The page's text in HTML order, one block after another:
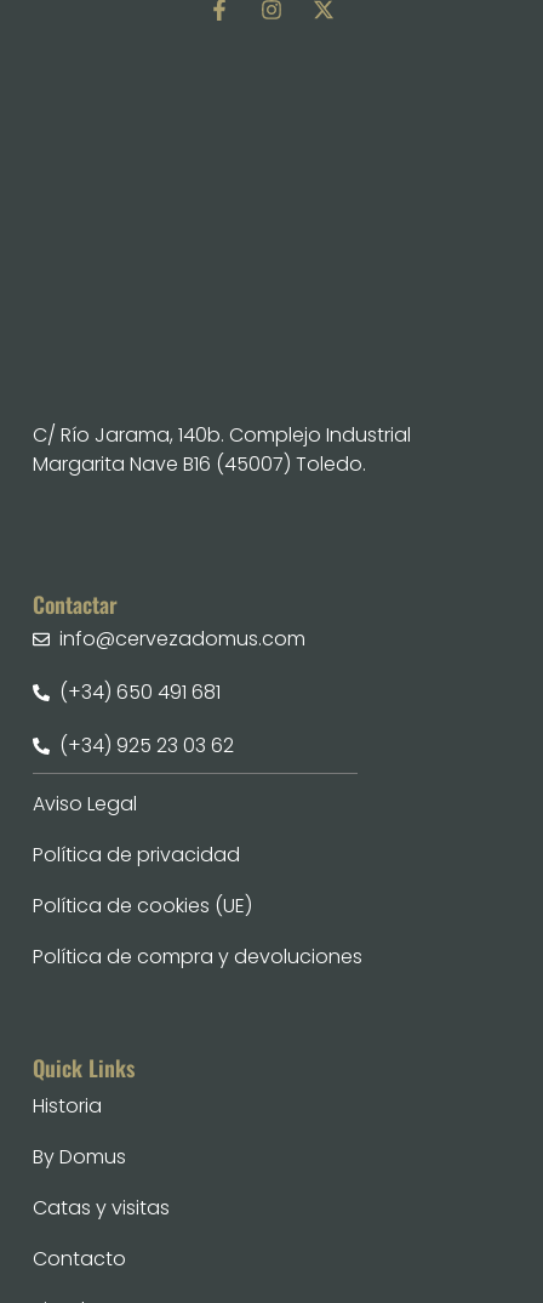
Quick Links
Historia
By Domus
Catas y visitas
Contacto
Contactar
info@cervezadomus.com
(+34) 650 491 681
(+34) 925 23 03 62
Aviso Legal
Política de privacidad
Política de cookies (UE)
Política de compra y devoluciones
C/ Río Jarama, 140b. Complejo Industrial
Margarita Nave B16 (45007) Toledo.